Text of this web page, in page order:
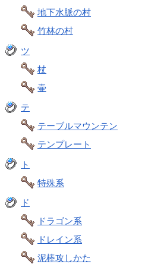
地下水脈の村
竹林の村
ツ
杖
壷
テ
テーブルマウンテン
テンプレート
ト
特殊系
ド
ドラゴン系
ドレイン系
泥棒攻しかた